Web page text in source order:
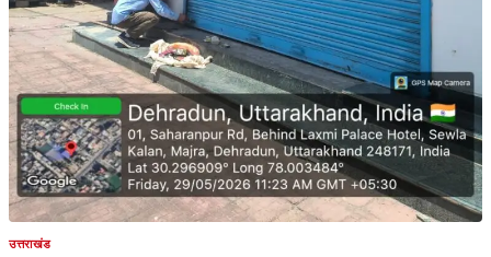
उत्तराखंड